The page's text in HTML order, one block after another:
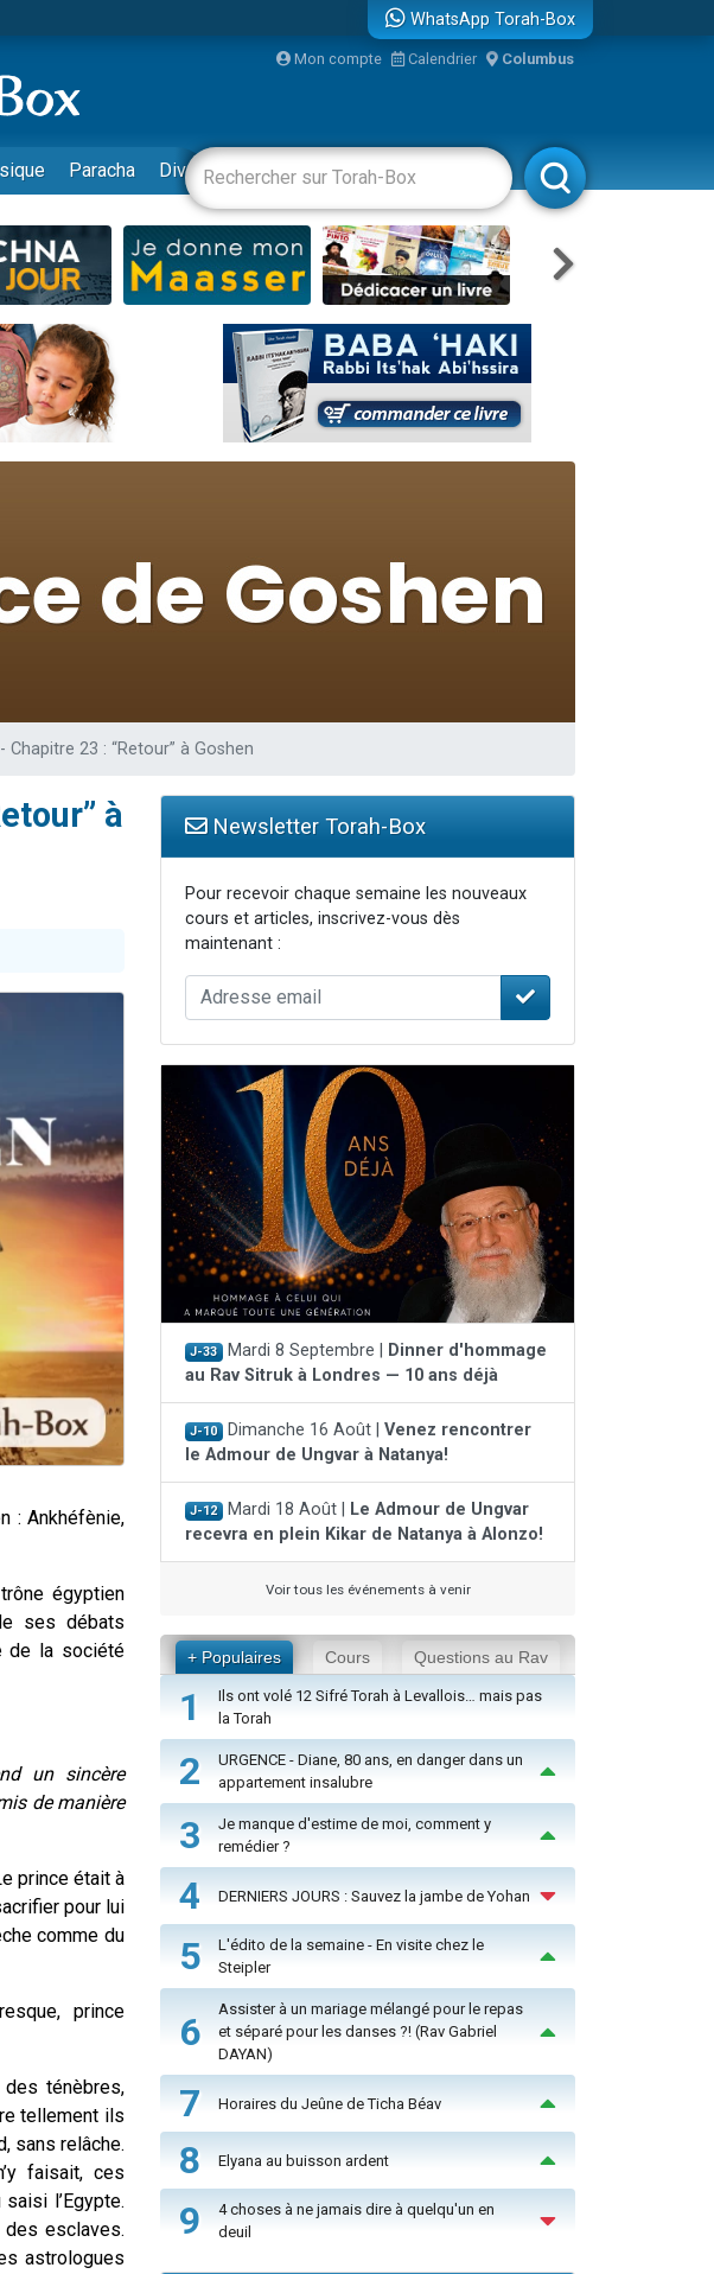
un appartement insalubre
et le Birkat Hamazone à travers le temps
Yohan
risquent de perdre leur maman
victime de violences...
WhatsApp Torah-Box
Mon compte Calendrier Columbus
Paracha Divertissements Livres Rabbanim
23 : “Retour” à Goshen
à
: Ankhéfènie,
égyptien
ses débats
de la société
un sincère
de manière
prince était à
pour lui
comme du
prince
des ténèbres,
tellement ils
sans relâche.
faisait, ces
l’Egypte.
des esclaves.
astrologues
Newsletter Torah-Box
Pour recevoir chaque semaine les nouveaux
cours et articles, inscrivez-vous dès
maintenant :
J-33 Mardi 8 Septembre |
Dinner d'hommage
au Rav Sitruk à Londres — 10 ans déjà
J-10 Dimanche 16 Août | Venez rencontrer
le Admour de Ungvar à Natanya!
J-12 Mardi 18 Août |
Le Admour de Ungvar
recevra en plein Kikar de Natanya à Alonzo!
Voir tous les événements à venir
+ Populaires Cours Questions au Rav
1
Ils ont volé 12 Sifré Torah à Levallois… mais pas
la Torah
2
URGENCE - Diane, 80 ans, en danger dans un
appartement insalubre
3
Je manque d'estime de moi, comment y
remédier ?
4 DERNIERS JOURS : Sauvez la jambe de Yohan
5
L'édito de la semaine - En visite chez le
Steipler
6
Assister à un mariage mélangé pour le repas
et séparé pour les danses ?! (Rav Gabriel
DAYAN)
7 Horaires du Jeûne de Ticha Béav
8 Elyana au buisson ardent
9
4 choses à ne jamais dire à quelqu'un en
deuil